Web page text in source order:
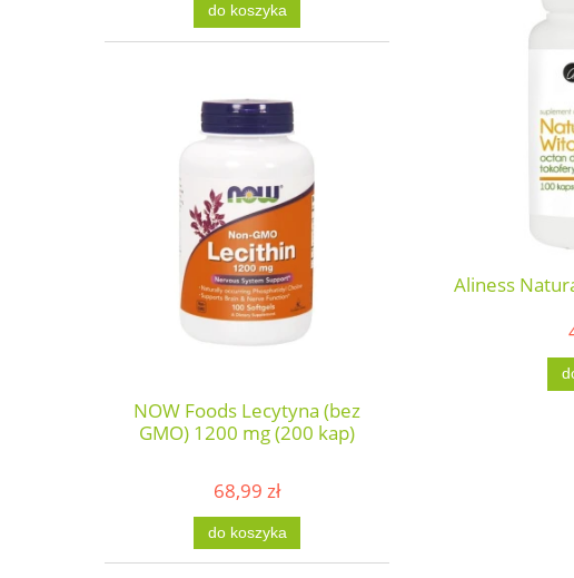
do koszyka
NOW Foods Lecytyna (bez
GMO) 1200 mg (200 kap)
68,99 zł
do koszyka
Aliness